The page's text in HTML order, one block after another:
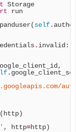
Storage
run
(self.
.invalid :
,
.
( http)
, http=http)